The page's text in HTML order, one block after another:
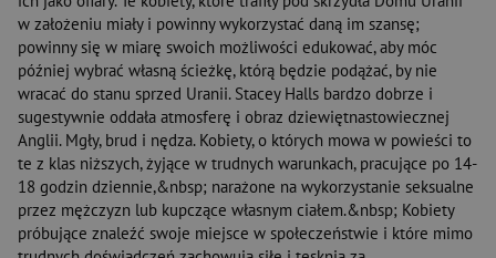
w założeniu miały i powinny wykorzystać daną im szansę;
powinny się w miarę swoich możliwości edukować, aby móc
później wybrać własną ścieżkę, którą będzie podążać, by nie
wracać do stanu sprzed Uranii. Stacey Halls bardzo dobrze i
sugestywnie oddała atmosferę i obraz dziewiętnastowiecznej
Anglii. Mgły, brud i nędza. Kobiety, o których mowa w powieści to
te z klas niższych, żyjące w trudnych warunkach, pracujące po 14-
18 godzin dziennie,&nbsp; narażone na wykorzystanie seksualne
przez mężczyzn lub kupczące własnym ciałem.&nbsp; Kobiety
próbujące znaleźć swoje miejsce w społeczeństwie i które mimo